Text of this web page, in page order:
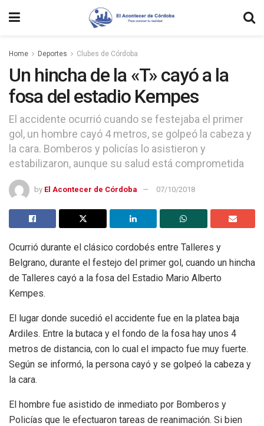
Home Deportes Clubes de Córdoba
Un hincha de la «T» cayó a la
fosa del estadio Kempes
El accidente ocurrió cuando se festejaba el primer
gol, un hombre cayó 4 metros, se golpeó la cabeza y
la cara. Bomberos y policías lo asistieron y
estabilizaron, aunque su salud está comprometida
by El Acontecer de Córdoba 07/10/2018
Ocurrió durante el clásico cordobés entre Talleres y
Belgrano, durante el festejo del primer gol, cuando un hincha
de Talleres cayó a la fosa del Estadio Mario Alberto
Kempes.
El lugar donde sucedió el accidente fue en la platea baja
Ardiles. Entre la butaca y el fondo de la fosa hay unos 4
metros de distancia, con lo cual el impacto fue muy fuerte.
Según se informó, la persona cayó y se golpeó la cabeza y
la cara.
El hombre fue asistido de inmediato por Bomberos y
Policías que le efectuaron tareas de reanimación. Si bien